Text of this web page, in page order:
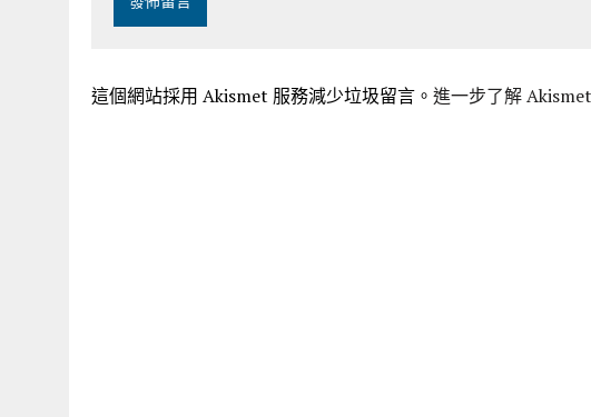
這個網站採用 Akismet 服務減少垃圾留言。 進一步了解